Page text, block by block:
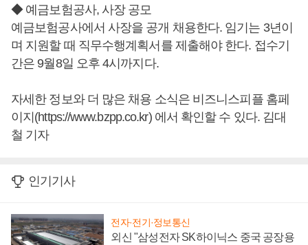
◆ 예금보험공사, 사장 공모
예금보험공사에서 사장을 공개 채용한다. 임기는 3년이
며 지원할 때 직무수행계획서를 제출해야 한다. 접수기
간은 9월8일 오후 4시까지다.
자세한 정보와 더 많은 채용 소식은 비즈니스피플 홈페
이지(https://www.bzpp.co.kr) 에서 확인할 수 있다. 김대
철 기자
인기기사
전자·전기·정보통신
외신 "삼성전자 SK하이닉스 중국 공장용